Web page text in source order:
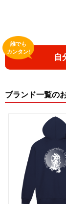
https://
自
誰でも
カンタン!
ブランド一覧の